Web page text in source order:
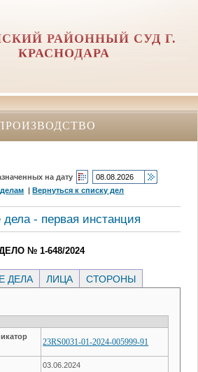
РАЙОННЫЙ СУД Г.
КРАСНОДАРА
на дату
|Вернуться к списку дел
дела - первая инстанция
№ 1-648/2024
ДЕЛА ЛИЦА СТОРОНЫ
23RS0031-01-2024-005999-91
03.06.2024